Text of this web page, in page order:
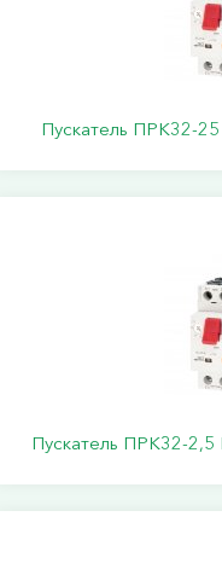
Пускатель ПРК32-
Пускатель ПРК32-